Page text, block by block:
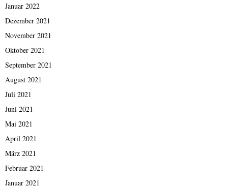
Januar 2022
Dezember 2021
November 2021
Oktober 2021
September 2021
August 2021
Juli 2021
Juni 2021
Mai 2021
April 2021
März 2021
Februar 2021
Januar 2021